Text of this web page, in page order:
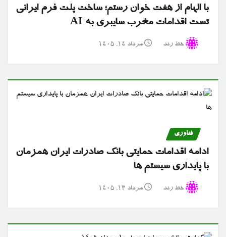
با الهام از هفت خوان رستم؛ ساخت پلت فرم ایرانی
تست اقدامات مخرب سایبری به AI
خط رند مرداد ۱۴, ۱۴۰۵
فناوری
ادامه اقدامات حمایتی بانک صادرات ایران همزمان
با پایداری سیستم ها
خط رند مرداد ۱۳, ۱۴۰۵